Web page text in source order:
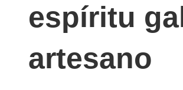
espíritu
artesano